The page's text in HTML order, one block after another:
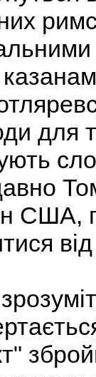
для
США,